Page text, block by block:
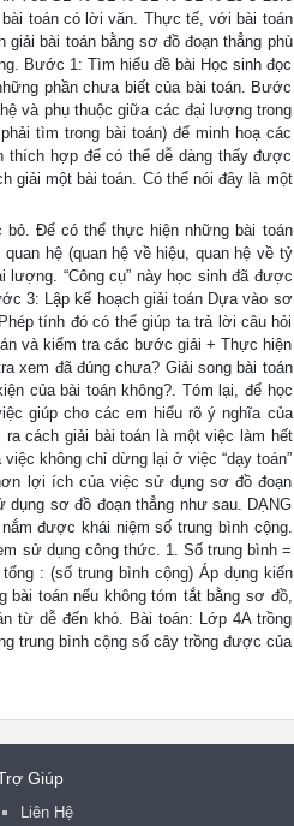
toán có lời văn. Thực tế, với bài toán
bài toán bằng sơ đồ đoạn thẳng phù
Bước 1: Tìm hiểu đề bài Học sinh đọc
phần chưa biết của bài toán. Bước
và phụ thuộc giữa các đại lượng trong
tìm trong bài toán) để minh hoạ các
thích hợp để có thể dễ dàng thấy được
giải một bài toán. Có thể nói đây là một
Để có thể thực hiện những bài toán
hệ (quan hệ về hiệu, quan hệ về tỷ
“Công cụ” này học sinh đã được
3: Lập kế hoạch giải toán Dựa vào sơ
tính đó có thể giúp ta trả lời câu hỏi
và kiểm tra các bước giải + Thực hiện
xem đã đúng chưa? Giải song bài toán
của bài toán không?. Tóm lại, để học
giúp cho các em hiểu rõ ý nghĩa của
cách giải bài toán là một việc làm hết
không chỉ dừng lại ở việc “dạy toán”
lợi ích của việc sử dụng sơ đồ đoạn
sơ đồ đoạn thẳng như sau. DẠNG
được khái niệm số trung bình cộng.
sử dụng công thức. 1. Số trung bình =
: (số trung bình cộng) Áp dụng kiến
toán nếu không tóm tắt bằng sơ đồ,
từ dễ đến khó. Bài toán: Lớp 4A trồng
trung bình cộng số cây trồng được của
Giúp
Liên Hệ